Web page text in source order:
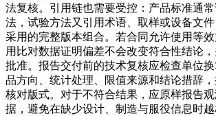
法复核。引用链也需要受控：产品标准通
法，试验方法又引用术语、取样或设备文
采用的完整版本组合。若合同允许使用等
用比对数据证明偏差不会改变符合性结论
批准。报告交付前的技术复核应检查单位
品方向、统计处理、限值来源和结论措辞
核对版式。对于不符合结果，应原样报告
据，避免在缺少设计、制造与服役信息时